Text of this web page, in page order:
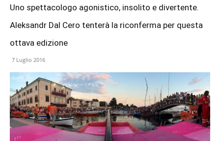
Uno spettacologo agonistico, insolito e divertente.
Aleksandr Dal Cero tenterà la riconferma per questa
ottava edizione
7 Luglio 2016